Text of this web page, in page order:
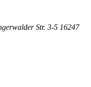
Str. 3-5 16247